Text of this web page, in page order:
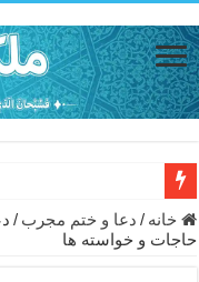
دعای حفظ جان خانواده از
دعای مجرب برای رفع
خانه / دعا و ختم مجرب /
حاجات و خواسته ها